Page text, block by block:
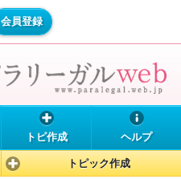
会員登録
トピ作成 ヘルプ
トピック作成